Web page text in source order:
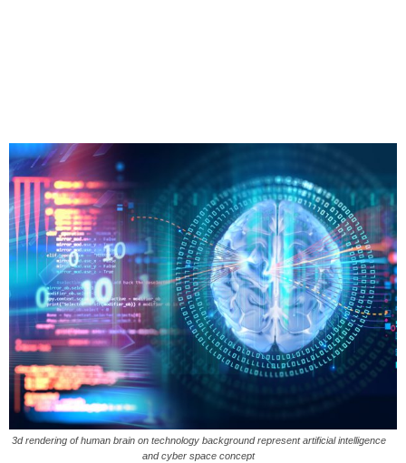
3d rendering of human brain on technology background represent artificial intelligence
and cyber space concept